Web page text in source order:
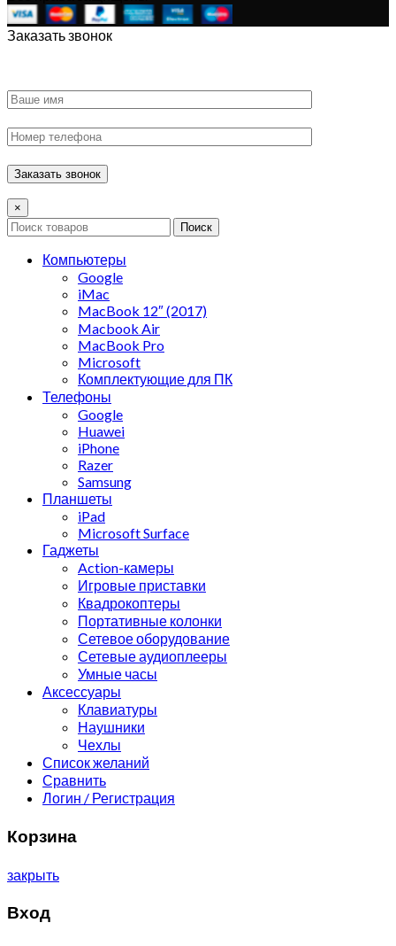
Заказать звонок
×
Поиск
Компьютеры
Google
iMac
MacBook 12″ (2017)
Macbook Air
MacBook Pro
Microsoft
Комплектующие для ПК
Телефоны
Google
Huawei
iPhone
Razer
Samsung
Планшеты
iPad
Microsoft Surface
Гаджеты
Action-камеры
Игровые приставки
Квадрокоптеры
Портативные колонки
Сетевое оборудование
Сетевые аудиоплееры
Умные часы
Аксессуары
Клавиатуры
Наушники
Чехлы
Список желаний
Сравнить
Логин / Регистрация
Корзина
закрыть
Вход